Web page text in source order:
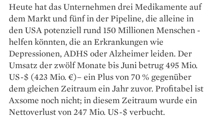
Heute hat das Unternehmen drei Medikamente auf
dem Markt und fünf in der Pipeline, die alleine in
den USA potenziell rund 150 Millionen Menschen ­
helfen könnten, die an Erkrankungen wie
Depressionen, ADHS oder Alzheimer leiden. Der
Umsatz der zwölf Monate bis Juni betrug 495 Mio.
US-$ (423 Mio. €)– ein Plus von 70 % gegenüber
dem gleichen Zeitraum ein Jahr zuvor. Profitabel ist
Axsome noch nicht; in diesem Zeitraum wurde ein
Nettoverlust von 247 Mio. US-$ verbucht.